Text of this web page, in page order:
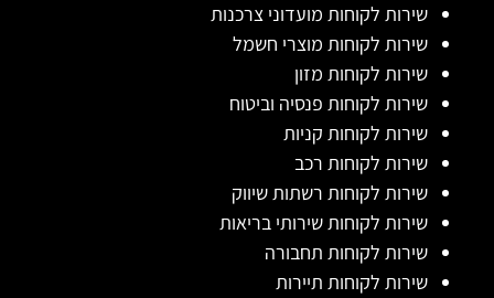
שירות לקוחות מועדוני צרכנות
שירות לקוחות מוצרי חשמל
שירות לקוחות מזון
שירות לקוחות פנסיה וביטוח
שירות לקוחות קניות
שירות לקוחות רכב
שירות לקוחות רשתות שיווק
שירות לקוחות שירותי בריאות
שירות לקוחות תחבורה
שירות לקוחות תיירות